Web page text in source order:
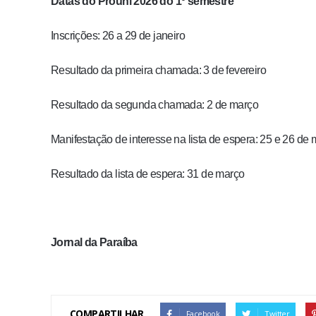
Inscrições: 26 a 29 de janeiro
Resultado da primeira chamada: 3 de fevereiro
Resultado da segunda chamada: 2 de março
Manifestação de interesse na lista de espera: 25 e 26 de
Resultado da lista de espera: 31 de março
Jornal da Paraíba
Facebook Twitter